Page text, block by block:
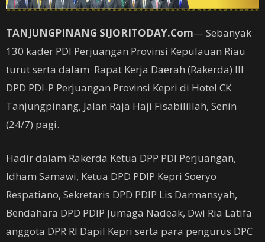
TANJUNGPINANG SIJORITODAY.Com— Sebanyak
130 kader PDI Perjuangan Provinsi Kepulauan Riau
turut serta dalam Rapat Kerja Daerah (Rakerda) III
DPD PDI-P Perjuangan Provinsi Kepri di Hotel CK
Tanjungpinang, Jalan Raja Haji Fisabilillah, Senin
(24/7) pagi.
Hadir dalam Rakerda Ketua DPP PDI Perjuangan,
Idham Samawi, Ketua DPD PDIP Kepri Soeryo
Respatiano, Sekretaris DPD PDIP Lis Darmansyah,
Bendahara DPD PDIP Jumaga Nadeak, Dwi Ria Latifa
anggota DPR RI Dapil Kepri serta para pengurus DPC